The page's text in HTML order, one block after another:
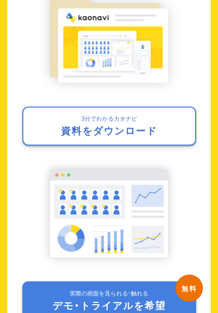
3分でわかるカオナビ
資料をダウンロード
実際の画面を見られる・触れる
デモ・トライアルを希望